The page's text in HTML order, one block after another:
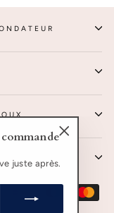
juste après.